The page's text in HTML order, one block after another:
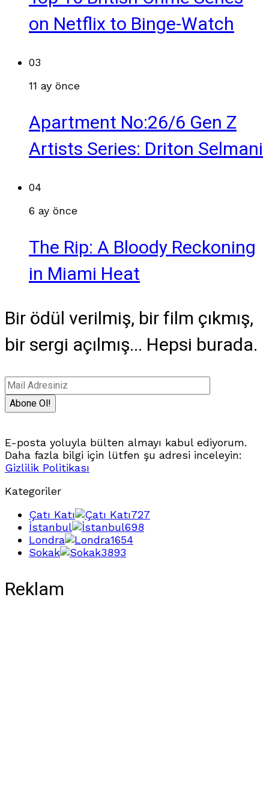
on Netflix to Binge-Watch
03
11 ay önce
Apartment No:26/6 Gen Z
Artists Series: Driton Selmani
04
6 ay önce
The Rip: A Bloody Reckoning
in Miami Heat
Bir ödül verilmiş, bir film çıkmış,
bir sergi açılmış... Hepsi burada.
E-posta yoluyla bülten almayı kabul ediyorum.
Daha fazla bilgi için lütfen şu adresi inceleyin:
Gizlilik Politikası
Kategoriler
Çatı Katı
727
İstanbul
698
Londra
1654
Sokak
3893
Reklam